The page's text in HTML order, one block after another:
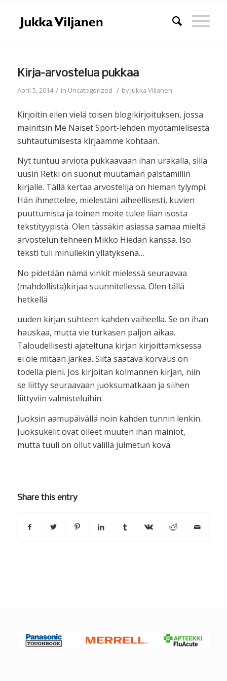
Kirja-arvostelua pukkaa
April 5, 2014 / in Uncategorized / byJukka Viljanen
Kirjoitin eilen vielä toisen blogikirjoituksen, jossa
mainitsin Me Naiset Sport-lehden myötämielisestä
suhtautumisesta kirjaamme kohtaan.
Nyt tuntuu arviota pukkaavaan ihan urakalla, sillä
uusin Retki on suonut muutaman palstamillin
kirjalle. Tällä kertaa arvostelija on hieman tylympi.
Hän ihmettelee, mielestäni aiheellisesti, kuvien
puuttumista ja toinen moite tulee liian isosta
tekstityypistä. Olen tässäkin asiassa samaa mieltä
arvostelun tehneen Mikko Hiedan kanssa. Iso
teksti tuli minullekin yllätyksenä…
No pidetään nämä vinkit mielessä seuraavaa
(mahdollista)kirjaa suunnitellessa. Olen tällä
hetkellä
uuden kirjan suhteen kahden vaiheella. Se on ihan
hauskaa, mutta vie turkasen paljon aikaa.
Taloudellisesti ajateltuna kirjan kirjoittamksessa
ei ole mitään järkeä. Siitä saatava korvaus on
todella pieni. Jos kirjoitan kolmannen kirjan, niin
se liittyy seuraavaan juoksumatkaan ja siihen
liittyviin valmisteluihin.
Juoksin aamupäivällä noin kahden tunnin lenkin.
Juoksukelit ovat olleet muuten ihan mainiot,
mutta tuuli on ollut välillä julmetun kova.
Share this entry